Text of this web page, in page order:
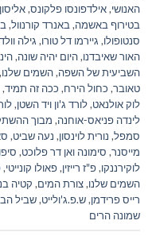
האנושי,אילדפונסו פלקונס,
בטירוף באשמה, באנרד קורנוול,
סנטופולו, גיירמו דל טורו, גילה
האור שאיבדנו,היום יהיה שונה,
השביעית של השפה,השמים שלנו,
טאובר, כחול הירח, ככה זה תמיד,
לוק אולנאט,לורד ג'ון ויד השטן,
לינדה פניאס-אוחנה, מבוך
סמפל, נורית לוינסון, נעה שביט,
מייסנר, סימונה ואן דר פלוכט,
לוקירננקו,פ"ז רייזין,פאולו קונייטי,
השמים שלנו,צורת המים, קטיה
רייס פרידמן,ש.פ.ג'ולייט,שביל
שמונה הרים